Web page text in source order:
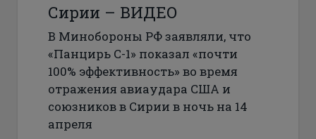
Сирии – ВИДЕО
В Минобороны РФ заявляли, что
«Панцирь С-1» показал «почти
100% эффективность» во время
отражения авиаудара США и
союзников в Сирии в ночь на 14
апреля